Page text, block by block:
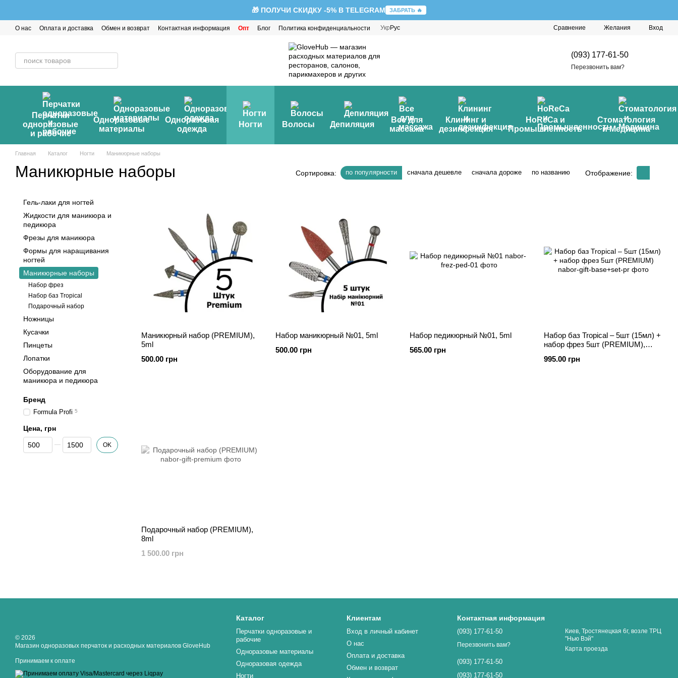
🎁 ПОЛУЧИ СКИДКУ -5% В TELEGRAM ЗАБРАТЬ 🔥
О нас Оплата и доставка Обмен и возврат Контактная информация Опт Блог Политика конфиденциальности Укр Рус Сравнение Желания Вход
(093) 177-61-50
Перезвонить вам?
Перчатки
одноразовые
и рабочие
Одноразовые
материалы
Одноразовая
одежда
Ногти Волосы Депиляция
Все для
массажа
Клининг и
дезинфекция
HoReCa и
Промышленность
Стоматология
и Медицина
Главная Каталог Ногти Маникюрные наборы
Маникюрные наборы Сортировка: по популярности сначала дешевле сначала дороже по названию Отображение:
Маникюрный набор (PREMIUM),
5ml
500.00 грн
Набор маникюрный №01, 5ml
500.00 грн
Набор педикюрный №01, 5ml
565.00 грн
Набор баз Tropical – 5шт (15мл) +
набор фрез 5шт (PREMIUM),
995.00 грн
Подарочный набор (PREMIUM),
8ml
1 500.00 грн
Гель-лаки для ногтей
Жидкости для маникюра и
педикюра
Фрезы для маникюра
Формы для наращивания
ногтей
Маникюрные наборы
⁠Набор фрез
⁠⁠Набор баз Tropical
Подарочный набор
Ножницы
Кусачки
Пинцеты
Лопатки
Оборудование для
маникюра и педикюра
Бренд
Formula Profi 5
Цена, грн
От Цена, грн
До Цена, грн OK
© 2026
Магазин одноразовых перчаток и расходных материалов GloveHub
Принимаем к оплате
Каталог
Перчатки одноразовые и
рабочие
Одноразовые материалы
Одноразовая одежда
Ногти
Клиентам
Вход в личный кабинет
О нас
Оплата и доставка
Обмен и возврат
Контактная информация
(093) 177-61-50
Перезвонить вам?
(093) 177-61-50
(093) 177-61-50
Киев, Тростянецкая 6г, возле ТРЦ
"Нью Вэй"
Карта проезда